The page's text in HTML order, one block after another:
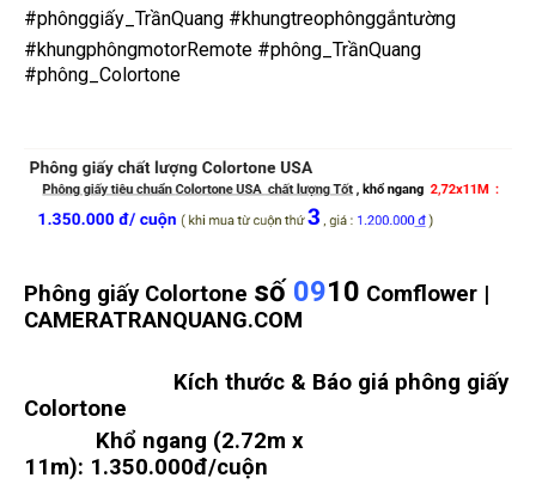
#phônggiấy_TrầnQuang #khungtreophônggắntường
#khungphôngmotorRemote #phông_TrầnQuang
#phông_Colortone
Phông giấy Colortone số 0910 Comflower |
CAMERATRANQUANG.COM
Kích thước & Báo giá phông giấy
Colortone
Khổ ngang (2.72m x
11m): 1.350.000đ/cuộn